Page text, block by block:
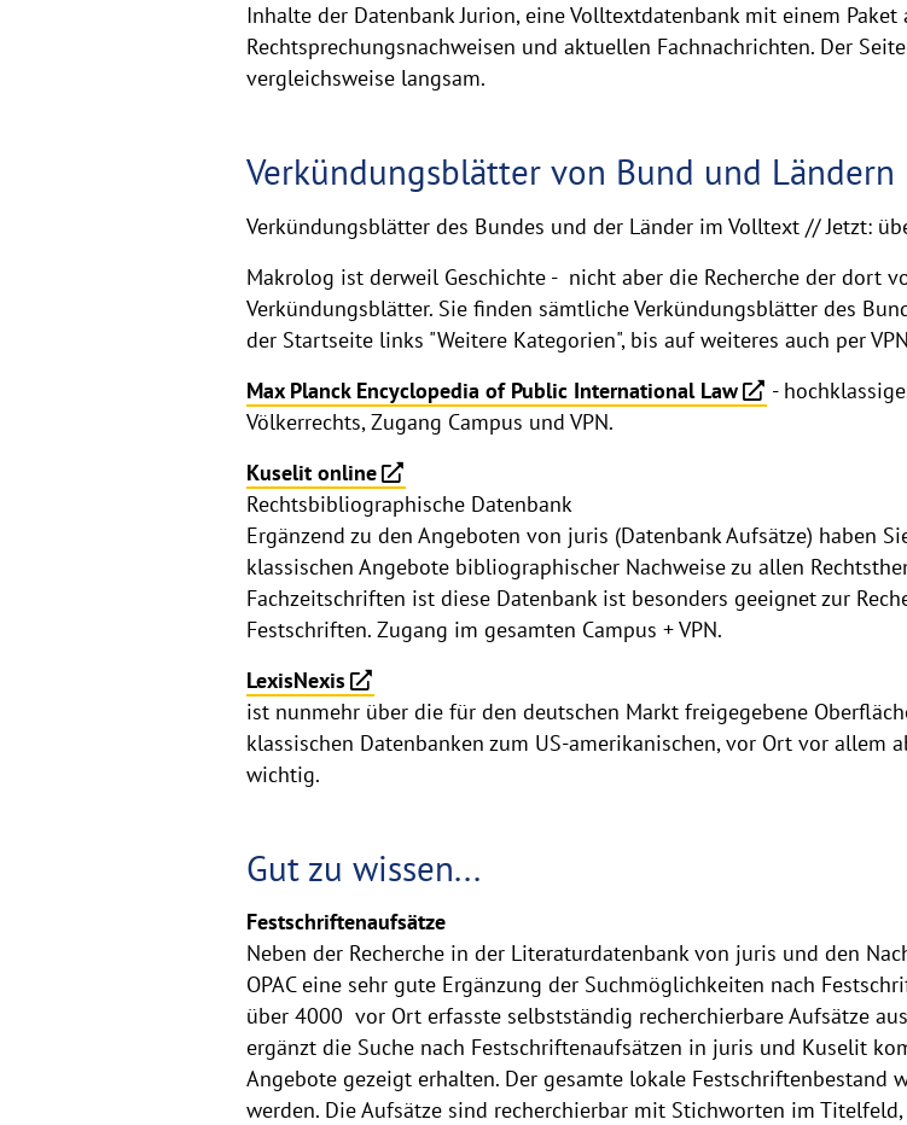
Inhalte der Datenbank Jurion, eine Volltextdatenbank mit einem
Rechtsprechungsnachweisen und aktuellen Fachnachrichten. Der
vergleichsweise langsam.
Verkündungsblätter von Bund und Ländern
Verkündungsblätter des Bundes und der Länder im Volltext // Jetzt:
Makrolog ist derweil Geschichte - nicht aber die Recherche der dort
Verkündungsblätter. Sie finden sämtliche Verkündungsblätter des
der Startseite links "Weitere Kategorien", bis auf weiteres auch per
Max Planck Encyclopedia of Public International Law
-
Völkerrechts, Zugang Campus und VPN.
Kuselit online
Rechtsbibliographische Datenbank
Ergänzend zu den Angeboten von juris (Datenbank Aufsätze) haben
klassischen Angebote bibliographischer Nachweise zu allen
Fachzeitschriften ist diese Datenbank ist besonders geeignet zur
Festschriften. Zugang im gesamten Campus + VPN.
LexisNexis
ist nunmehr über die für den deutschen Markt freigegebene
klassischen Datenbanken zum US-amerikanischen, vor Ort vor allem
wichtig.
Gut zu wissen...
Festschriftenaufsätze
Neben der Recherche in der Literaturdatenbank von juris und den
OPAC eine sehr gute Ergänzung der Suchmöglichkeiten nach
über 4000 vor Ort erfasste selbstständig recherchierbare Aufsätze
ergänzt die Suche nach Festschriftenaufsätzen in juris und Kuselit
Angebote gezeigt erhalten. Der gesamte lokale Festschriftenbestand
werden. Die Aufsätze sind recherchierbar mit Stichworten im